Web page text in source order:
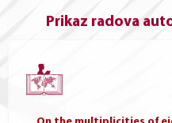
Prikaz radova